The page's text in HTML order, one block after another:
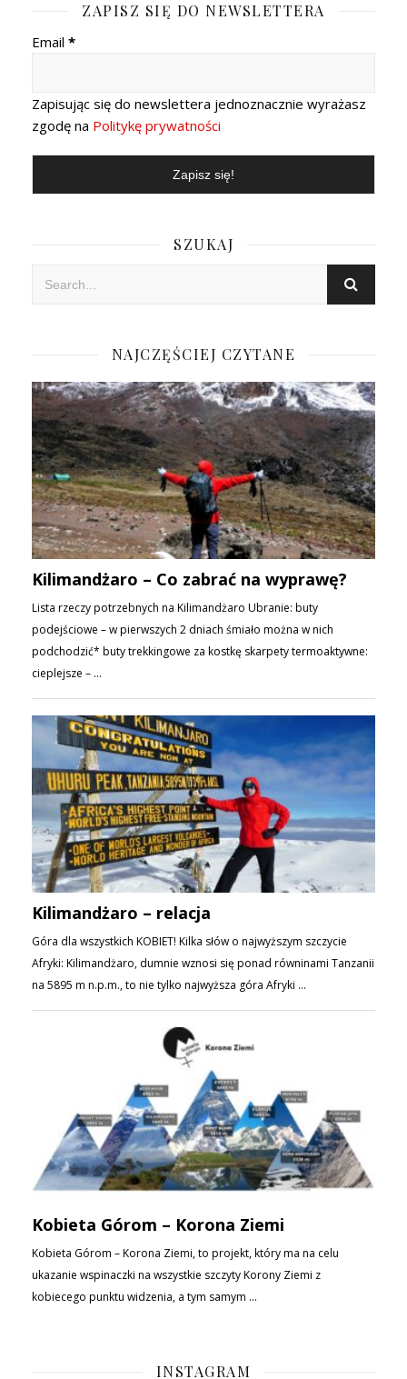
ZAPISZ SIĘ DO NEWSLETTERA
Email *
Zapisując się do newslettera jednoznacznie wyrażasz
zgodę na Politykę prywatności
SZUKAJ
NAJCZĘŚCIEJ CZYTANE
INSTAGRAM